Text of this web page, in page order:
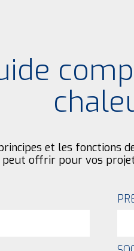
et les fonctions
peut offrir pour vos